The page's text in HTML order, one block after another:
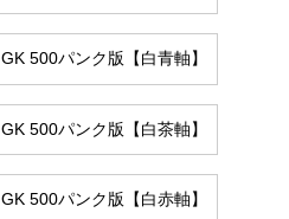
GK 500パンク版【白青軸】
GK 500パンク版【白茶軸】
GK 500パンク版【白赤軸】